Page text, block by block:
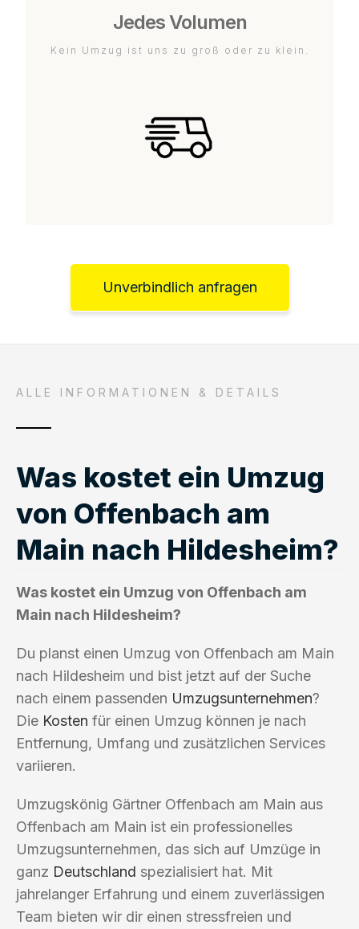
Jedes Volumen
Kein Umzug ist uns zu groß oder zu klein.
Unverbindlich anfragen
ALLE INFORMATIONEN & DETAILS
Was kostet ein Umzug
von Offenbach am
Main nach Hildesheim?
Was kostet ein Umzug von Offenbach am
Main nach Hildesheim?
Du planst einen Umzug von Offenbach am Main
nach Hildesheim und bist jetzt auf der Suche
nach einem passenden Umzugsunternehmen?
Die Kosten für einen Umzug können je nach
Entfernung, Umfang und zusätzlichen Services
variieren.
Umzugskönig Gärtner Offenbach am Main aus
Offenbach am Main ist ein professionelles
Umzugsunternehmen, das sich auf Umzüge in
ganz Deutschland spezialisiert hat. Mit
jahrelanger Erfahrung und einem zuverlässigen
Team bieten wir dir einen stressfreien und